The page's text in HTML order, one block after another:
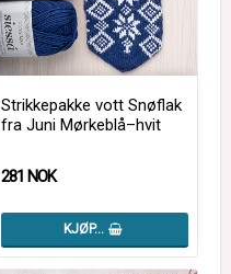
Strikkepakke vott Snøflak
fra Juni Mørkeblå–hvit
281 NOK
KJØP…